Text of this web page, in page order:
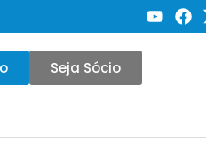
Seja Sócio